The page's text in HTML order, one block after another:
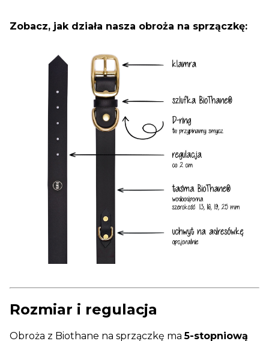
Zobacz, jak działa nasza obroża na sprzączkę:
Rozmiar i regulacja
Obroża z Biothane na sprzączkę ma5-stopniową